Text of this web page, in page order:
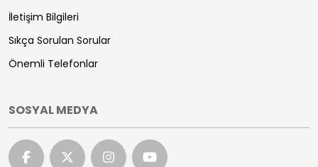
İletişim Bilgileri
Sıkça Sorulan Sorular
Önemli Telefonlar
SOSYAL MEDYA